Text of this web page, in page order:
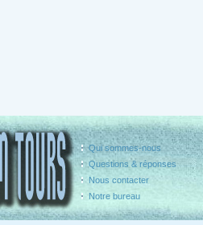
Qui sommes-nous
Questions & réponses
Nous contacter
Notre bureau